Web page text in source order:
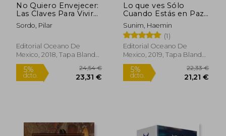
No Quiero Envejecer:
Las Claves Para Vivir
Plenamente y
Disfrutar del Paso del
Sordo, Pilar
Editorial Oceano De
Mexico, 2018, Tapa Blanda,
Nuevo
Lo que ves Sólo
Cuando Estás en Paz:
Cómo Estar Tranquilo
y Alerta en un Mundo
Acelerado
Sunim, Haemin
(1)
Editorial Oceano De
Mexico, 2019, Tapa Blanda,
Nuevo